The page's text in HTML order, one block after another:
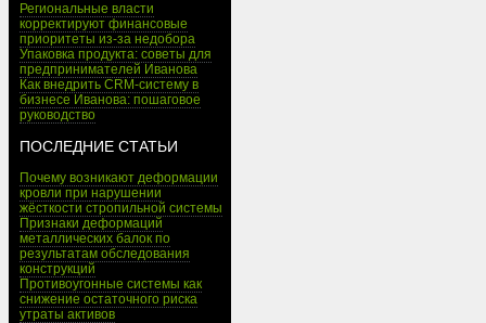
Региональные власти
корректируют финансовые
приоритеты из-за недобора
Упаковка продукта: советы для
предпринимателей Иванова
Как внедрить CRM-систему в
бизнесе Иванова: пошаговое
руководство
ПОСЛЕДНИЕ СТАТЬИ
Почему возникают деформации
кровли при нарушении
жёсткости стропильной системы
Признаки деформаций
металлических балок по
результатам обследования
конструкций
Противоугонные системы как
снижение остаточного риска
утраты активов